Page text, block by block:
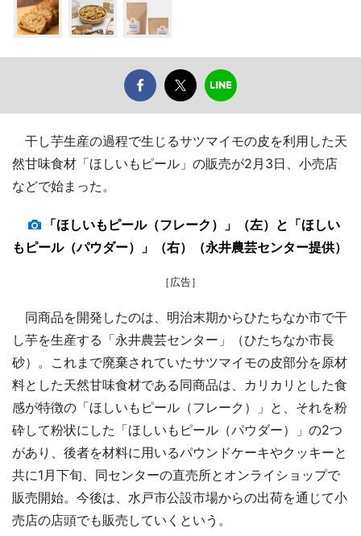
干し芋生産の過程で生じるサツマイモの皮を利用した天
然甘味食材「ほしいもピール」の販売が2月3日、小売店
などで始まった。
「ほしいもピール（フレーク）」（左）と「ほしい
もピール（パウダー）」（右）（永井農芸センター提供）
［広告］
同商品を開発したのは、明治末期からひたちなか市で干
し芋を生産する「永井農芸センター」（ひたちなか市長
砂）。これまで廃棄されていたサツマイモの皮部分を原材
料とした天然甘味食材である同商品は、カリカリとした食
感が特徴の「ほしいもピール（フレーク）」と、それを粉
砕して粉状にした「ほしいもピール（パウダー）」の2つ
があり、後者を材料に用いるパウンドケーキやクッキーと
共に1月下旬、同センターの直売所とオンライショップで
販売開始。今後は、水戸市公設市場からの出荷を通じて小
売店の店頭でも販売していくという。